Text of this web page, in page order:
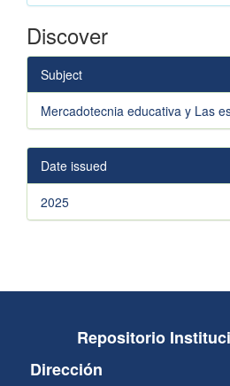
Discover
Subject
Mercadotecnia educativa y Las
Date issued
2025
Repositorio
Dirección